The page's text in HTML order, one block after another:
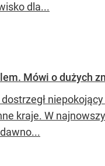
dla...
Mówi o dużych
kraje. W